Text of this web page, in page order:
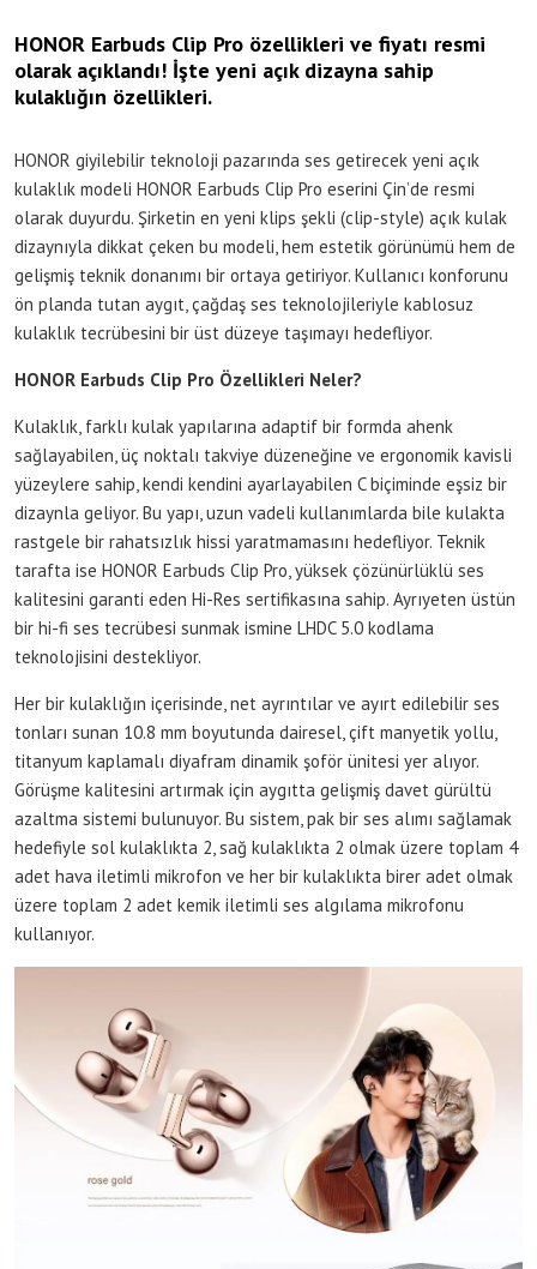
HONOR Earbuds Clip Pro özellikleri ve fiyatı resmi
olarak açıklandı! İşte yeni açık dizayna sahip
kulaklığın özellikleri.
HONOR giyilebilir teknoloji pazarında ses getirecek yeni açık
kulaklık modeli HONOR Earbuds Clip Pro eserini Çin’de resmi
olarak duyurdu. Şirketin en yeni klips şekli (clip-style) açık kulak
dizaynıyla dikkat çeken bu modeli, hem estetik görünümü hem de
gelişmiş teknik donanımı bir ortaya getiriyor. Kullanıcı konforunu
ön planda tutan aygıt, çağdaş ses teknolojileriyle kablosuz
kulaklık tecrübesini bir üst düzeye taşımayı hedefliyor.
HONOR Earbuds Clip Pro Özellikleri Neler?
Kulaklık, farklı kulak yapılarına adaptif bir formda ahenk
sağlayabilen, üç noktalı takviye düzeneğine ve ergonomik kavisli
yüzeylere sahip, kendi kendini ayarlayabilen C biçiminde eşsiz bir
dizaynla geliyor. Bu yapı, uzun vadeli kullanımlarda bile kulakta
rastgele bir rahatsızlık hissi yaratmamasını hedefliyor. Teknik
tarafta ise HONOR Earbuds Clip Pro, yüksek çözünürlüklü ses
kalitesini garanti eden Hi-Res sertifikasına sahip. Ayrıyeten üstün
bir hi-fi ses tecrübesi sunmak ismine LHDC 5.0 kodlama
teknolojisini destekliyor.
Her bir kulaklığın içerisinde, net ayrıntılar ve ayırt edilebilir ses
tonları sunan 10.8 mm boyutunda dairesel, çift manyetik yollu,
titanyum kaplamalı diyafram dinamik şoför ünitesi yer alıyor.
Görüşme kalitesini artırmak için aygıtta gelişmiş davet gürültü
azaltma sistemi bulunuyor. Bu sistem, pak bir ses alımı sağlamak
hedefiyle sol kulaklıkta 2, sağ kulaklıkta 2 olmak üzere toplam 4
adet hava iletimli mikrofon ve her bir kulaklıkta birer adet olmak
üzere toplam 2 adet kemik iletimli ses algılama mikrofonu
kullanıyor.